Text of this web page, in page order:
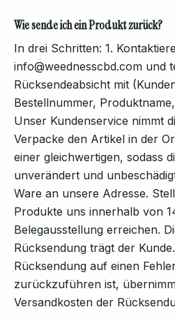
Wie sende ich ein Produkt zurück?
In drei Schritten: 1.
info@weednesscbd.com und
Rücksendeabsicht mit
Bestellnummer,
Unser Kundenservice nimmt
Verpacke den Artikel in der
einer gleichwertigen, sodass
unverändert und
Ware an unsere Adresse.
Produkte uns innerhalb von
Belegausstellung erreichen.
Rücksendung trägt der
Rücksendung auf einen
zurückzuführen ist,
Versandkosten der